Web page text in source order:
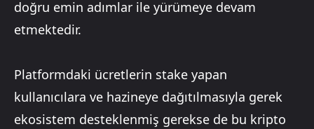
doğru emin adımlar ile yürümeye devam
etmektedir.
Platformdaki ücretlerin stake yapan
kullanıcılara ve hazineye dağıtılmasıyla gerek
ekosistem desteklenmiş gerekse de bu kripto